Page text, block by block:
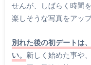
せんが、しばらく時間
楽しそうな写真をアッ
別れた後の初デートは
い。 新しく始めた事や